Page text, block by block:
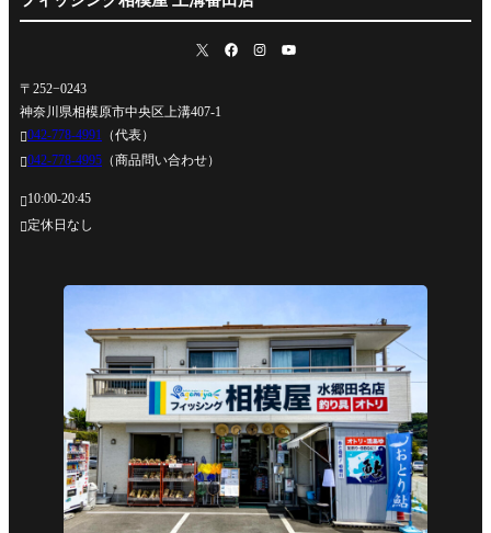
〒252−0243
神奈川県相模原市中央区上溝407-1
042-778-4991
（代表）
042-778-4995 （商品問い合わせ）
10:00-20:45
定休日なし